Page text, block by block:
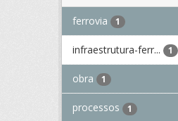
ferrovia 1
infraestrutura-ferr... 1
obra 1
processos 1